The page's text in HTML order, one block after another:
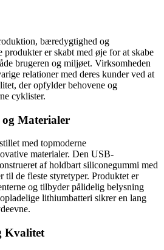
bæredygtighed og
produkter er skabt med øje for at skabe
brugeren og miljøet. Virksomheden
relationer med deres kunder ved at
der opfylder behovene og
cyklister.
Materialer
med topmoderne
materialer. Den USB-
af holdbart siliconegummi med
til de fleste styretyper. Produktet er
og tilbyder pålidelig belysning
lithiumbatteri sikrer en lang
Kvalitet